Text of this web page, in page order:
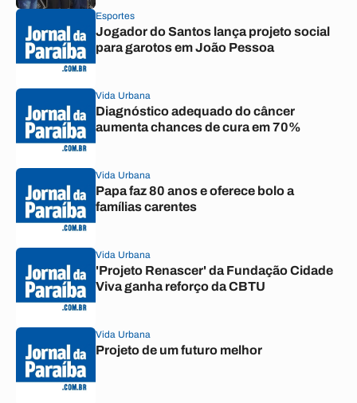
Esportes
Jogador do Santos lança projeto social
para garotos em João Pessoa
Vida Urbana
Diagnóstico adequado do câncer
aumenta chances de cura em 70%
Vida Urbana
Papa faz 80 anos e oferece bolo a
famílias carentes
Vida Urbana
'Projeto Renascer' da Fundação Cidade
Viva ganha reforço da CBTU
Vida Urbana
Projeto de um futuro melhor